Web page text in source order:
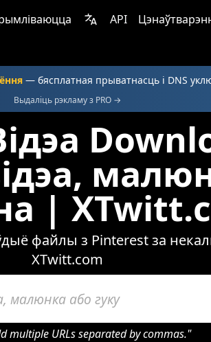
API
— бясплатная прыватнасць і DNS
Выдаліць рэкламу з PRO →
|
файлы з Pinterest за
XTwitt.com
multiple URLs separated by commas."